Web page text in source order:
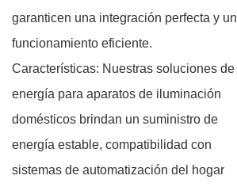
garanticen una integración perfecta y un
funcionamiento eficiente.
Características: Nuestras soluciones de
energía para aparatos de iluminación
domésticos brindan un suministro de
energía estable, compatibilidad con
sistemas de automatización del hogar